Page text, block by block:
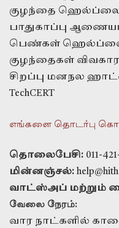
குழந்தை
பாதுகாப்பு ஆணையம்
பெண்கள்
குழந்தைகள்
சிறப்பு மனநல
TechCERT
எங்களை தொடர்பு
தொலைபேசி: 011-
மின்னஞ்சல்:
வாட்ஸ்அப் மற்றும்
வேலை நேரம்:
வார நாட்களில்